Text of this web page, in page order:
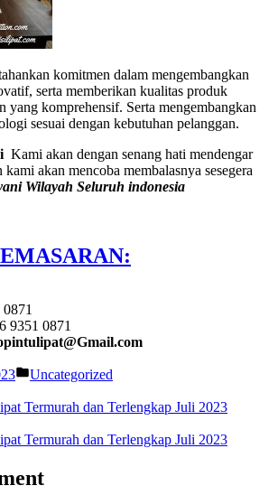
komitmen dalam mengembangkan
serta memberikan kualitas produk
yang komprehensif. Serta mengembangkan
sesuai dengan kebutuhan pelanggan.
Kami akan dengan senang hati mendengar
akan mencoba membalasnya sesegera
Wilayah Seluruh indonesia
0871
9351 0871
Posted
Uncategorized
Termurah dan Terlengkap Juli 2023
Termurah dan Terlengkap Juli 2023